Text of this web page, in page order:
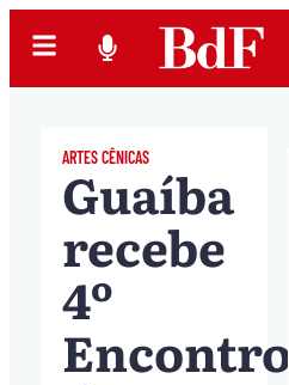
ARTES CÊNICAS
Guaíba
recebe
4º
Encontro